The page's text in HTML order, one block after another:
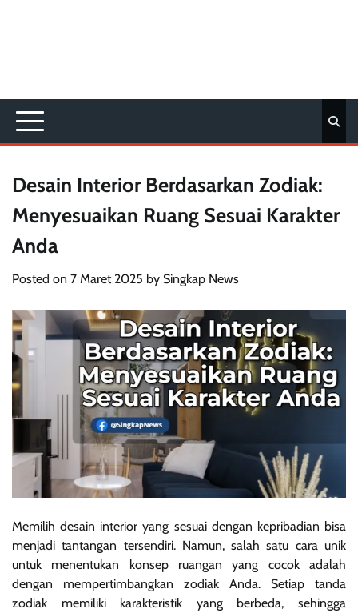
Desain Interior Berdasarkan Zodiak:
Menyesuaikan Ruang Sesuai Karakter
Anda
Posted on 7 Maret 2025 by Singkap News
Memilih desain interior yang sesuai dengan kepribadian bisa
menjadi tantangan tersendiri. Namun, salah satu cara unik
untuk menentukan konsep ruangan yang cocok adalah
dengan mempertimbangkan zodiak Anda. Setiap tanda
zodiak memiliki karakteristik yang berbeda, sehingga